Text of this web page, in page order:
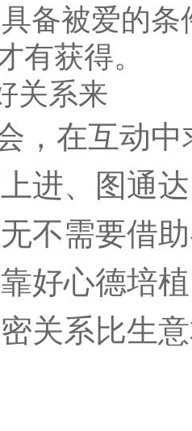
备被爱的条
有获得。
关系来
，在互动
进、图通
不需要借
好心德培
关系比生